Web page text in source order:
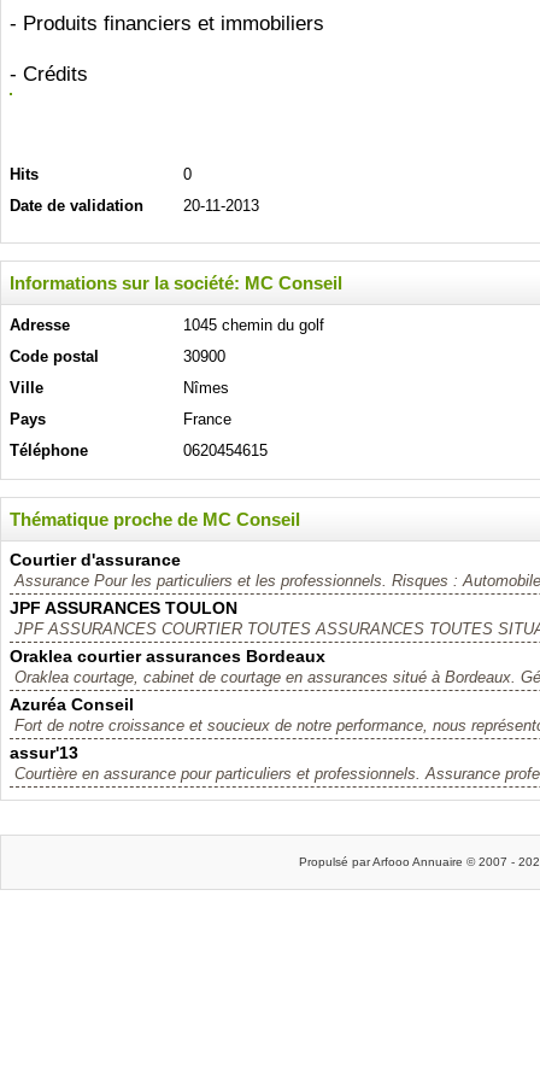
- Produits financiers et immobiliers
- Crédits
Hits
0
Date de validation
20-11-2013
Informations sur la société: MC Conseil
Adresse
1045 chemin du golf
Code postal
30900
Ville
Nîmes
Pays
France
Téléphone
0620454615
Thématique proche de MC Conseil
Courtier d'assurance
Assurance Pour les particuliers et les professionnels. Risques :
JPF ASSURANCES TOULON
JPF ASSURANCES COURTIER TOUTES ASSURANCES TOUTES
Oraklea courtier assurances Bordeaux
Oraklea courtage, cabinet de courtage en assurances situé à Bordeaux.
Azuréa Conseil
Fort de notre croissance et soucieux de notre performance, nous
assur'13
Courtière en assurance pour particuliers et professionnels. Assurance
Propulsé par Arfooo Annuaire © 2007 -